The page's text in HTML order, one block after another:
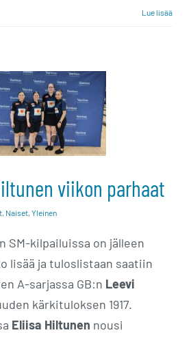
Lue lisää
Saikkala ja
viikon
parhaat
viikon parhaat
, Naiset, Yleinen
SM-kilpailuissa on jälleen
lisää ja tuloslistaan saatiin
A-sarjassa GB:n Leevi
kärkituloksen 1917.
Eliisa Hiltunen nousi